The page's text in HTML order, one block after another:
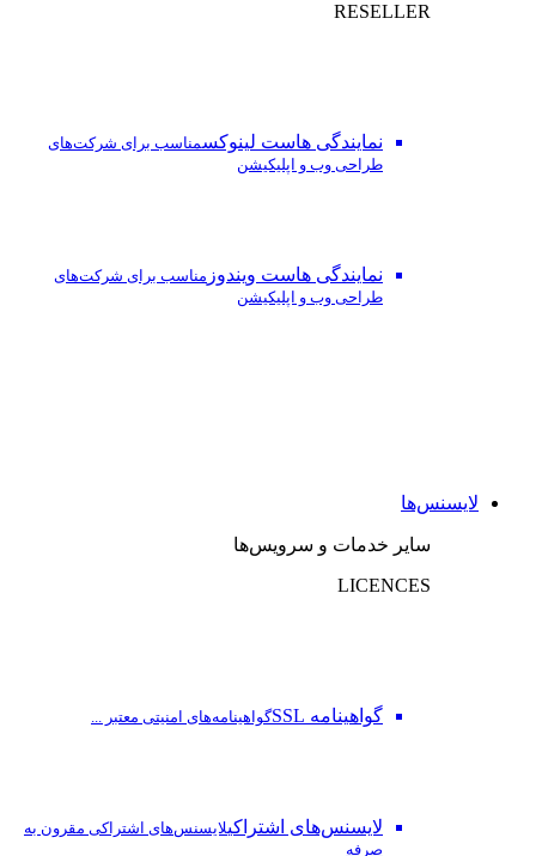
RESELLER
نمایندگی هاست لینوکسمناسب برای شرکت‌های
طراحی وب و اپلیکیشن
نمایندگی هاست ویندوز مناسب برای شرکت‌های
طراحی وب و اپلیکیشن
لایسنس‌ها
سایر خدمات و سرویس‌ها
LICENCES
گواهینامه SSL گواهینامه‌های امنیتی معتبر ...
لایسنس‌های اشتراکیلایسنس‌های اشتراکی مقرون به
صرفه